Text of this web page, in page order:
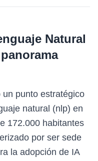
Natural
punto estratégico
natural (nlp) en
172.000 habitantes
por ser sede
la adopción de IA